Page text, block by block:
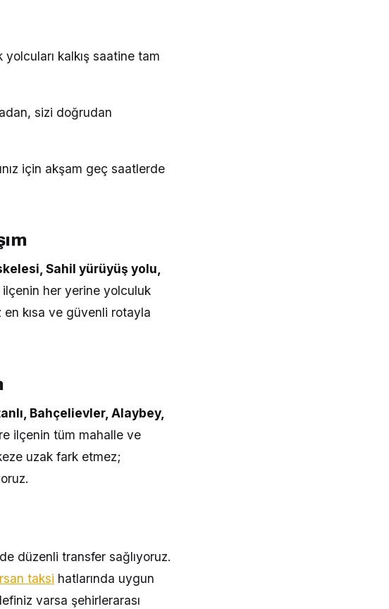
kalkış saatine tam
sizi doğrudan
için akşam geç saatlerde
Sahil yürüyüş yolu,
her yerine yolculuk
kısa ve güvenli rotayla
Bahçelievler, Alaybey,
ilçenin tüm mahalle ve
uzak fark etmez;
düzenli transfer sağlıyoruz.
taksi hatlarında uygun
varsa şehirlerarası